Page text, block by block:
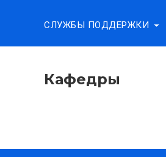
СЛУЖБЫ ПОДДЕРЖКИ
Кафедры